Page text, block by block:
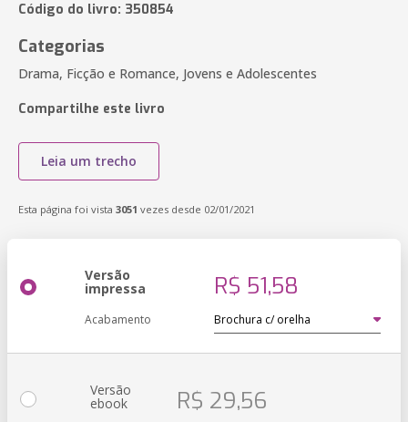
Código do livro: 350854
Categorias
Drama, Ficção e Romance, Jovens e Adolescentes
Compartilhe este livro
Leia um trecho
Esta página foi vista 3051 vezes desde 02/01/2021
Versão
impressa R$ 51,58
Acabamento
Versão
ebook R$ 29,56